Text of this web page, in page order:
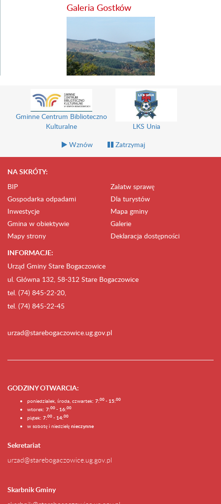
Galeria Gostków
Gminne Centrum Biblioteczno
Kulturalne
LKS Unia
Wznów
Zatrzymaj
NA SKRÓTY:
BIP
Załatw sprawę
Gospodarka odpadami
Dla turystów
Inwestycje
Mapa gminy
Gmina w obiektywie
Galerie
Mapy strony
Deklaracja dostępności
INFORMACJE:
Urząd Gminy Stare Bogaczowice
ul. Główna 132, 58-312 Stare Bogaczowice
tel. (74) 845-22-20,
tel. (74) 845-22-45
urzad@starebogaczowice.ug.gov.pl
GODZINY OTWARCIA:
poniedziałek, środa, czwartek: 7:00 - 15:00
wtorek: 7:00 - 16:00
piątek: 7:00 - 14:00
w sobotę i niedzielę nieczynne
Sekretariat
urzad@starebogaczowice.ug.gov.pl
Skarbnik Gminy